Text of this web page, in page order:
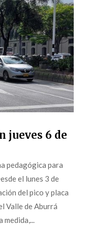
jueves 6 de
pedagógica para
el lunes 3 de
del pico y placa
Valle de Aburrá